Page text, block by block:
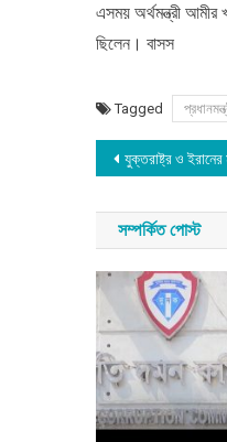
এসময় অর্থমন্ত্রী আমীর
ছিলেন। বাসস
Tagged
Post
যুক্তরাষ্ট্র ও ইরানের মধ্যে ‘বড় ধরনের ঐকমত্য’
সম্পর্কিত পোস্ট